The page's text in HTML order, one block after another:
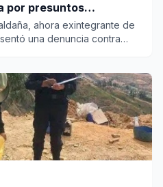
por presuntos
ahora exintegrante de
una denuncia contra